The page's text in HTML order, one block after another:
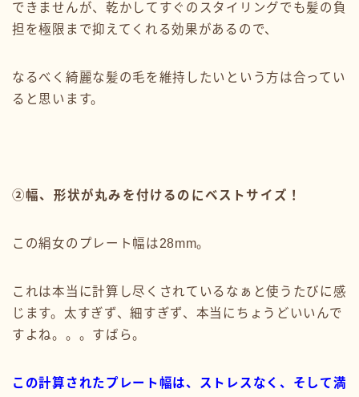
できませんが、乾かしてすぐのスタイリングでも髪の負
担を極限まで抑えてくれる効果があるので、
なるべく綺麗な髪の毛を維持したいという方は合ってい
ると思います。
②幅、形状が丸みを付けるのにベストサイズ！
この絹女のプレート幅は28mm。
これは本当に計算し尽くされているなぁと使うたびに感
じます。太すぎず、細すぎず、本当にちょうどいいんで
すよね。。。すばら。
この計算されたプレート幅は、ストレスなく、そして満